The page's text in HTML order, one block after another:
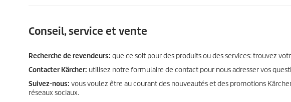
Conseil, service et vente
Recherche de revendeurs: que ce soit pour des produits ou des services: trouvez
Contacter Kärcher: utilisez notre formulaire de contact pour nous adresser vos
Suivez-nous: vous voulez être au courant des nouveautés et des promotions
réseaux sociaux.